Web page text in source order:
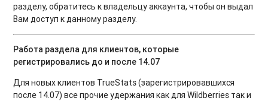
разделу, обратитесь к владельцу аккаунта, чтобы он выдал
Вам доступ к данному разделу.
Работа раздела для клиентов, которые
регистрировались до и после 14.07
Для новых клиентов TrueStats (зарегистрировавшихся
после 14.07) все прочие удержания как для Wildberries так и